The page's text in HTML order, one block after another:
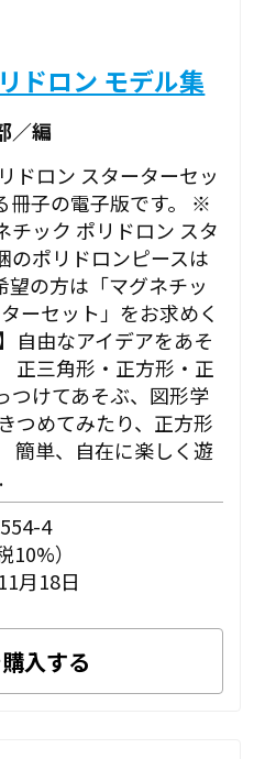
ドロン モデル集
／編
ドロン スターターセッ
冊子の電子版です。 ※
チック ポリドロン スタ
のポリドロンピースは
望の方は「マグネチッ
ーセット」をお求めく
自由なアイデアをあそ
三角形・正方形・正
つけてあそぶ、図形学
つめてみたり、正方形
簡単、自在に楽しく遊
4
）
月18日
入する